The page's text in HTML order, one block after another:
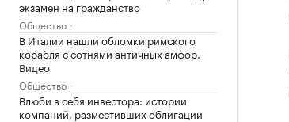
экзамен на гражданство
Общество
В Италии нашли обломки римского
корабля с сотнями античных амфор.
Видео
Общество
Влюби в себя инвестора: истории
компаний, разместивших облигации